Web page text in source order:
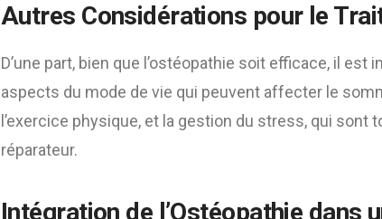
Autres Considérations pour le
D’une part, bien que l’ostéopathie soit efficace, il
aspects du mode de vie qui peuvent affecter le
l’exercice physique, et la gestion du stress, qui sont
réparateur.
Intégration de l’Ostéopathie dans